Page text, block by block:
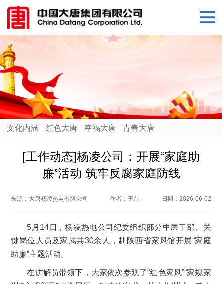
文化内涵 红色大唐 幸福大唐 青春大唐
[工作动态]杨凌公司：开展“家庭助
廉”活动 筑牢反腐家庭防线
来源： 大唐杨凌热电有限公司 作者： 王晶 日期： 2026-06-02
5月14日，杨凌热电公司纪委组织部分中层干部、关
键岗位人员及家属共30余人，赴陕西省家风馆开展“家庭
助廉”主题活动。
在讲解员带领下，大家依次参观了“红色家风”“家规家